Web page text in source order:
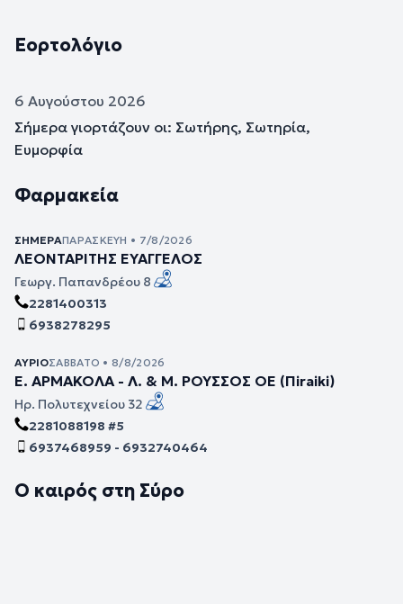
Εορτολόγιο
6 Αυγούστου 2026
Σήμερα γιορτάζουν οι: Σωτήρης, Σωτηρία,
Ευμορφία
Φαρμακεία
ΣΉΜΕΡΑΠΑΡΑΣΚΕΥΉ • 7/8/2026
ΛΕΟΝΤΑΡΙΤΗΣ ΕΥΑΓΓΕΛΟΣ
Γεωργ. Παπανδρέου 8
2281400313
6938278295
ΑΎΡΙΟΣΆΒΒΑΤΟ • 8/8/2026
Ε. ΑΡΜΑΚΟΛΑ - Λ. & Μ. ΡΟΥΣΣΟΣ ΟΕ (Πiraiki)
Ηρ. Πολυτεχνείου 32
2281088198 #5
6937468959 - 6932740464
Ο καιρός στη Σύρο